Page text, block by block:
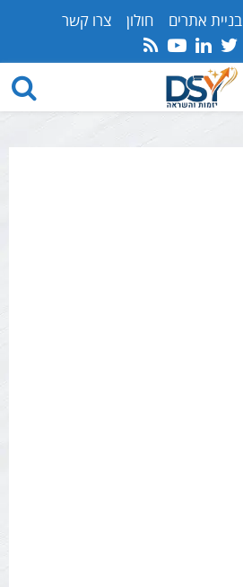
בניית אתרים חולון צרו קשר
Facebook
Twitter
Linkedin
Youtube
Rss